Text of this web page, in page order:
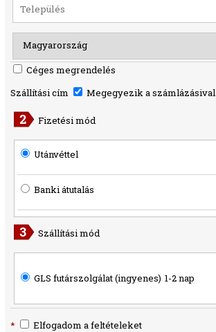
Céges megrendelés
Szállítási cím
Megegyezik a számlázásival
Fizetési mód
Utánvéttel
Banki átutalás
Szállítási mód
GLS futárszolgálat (ingyenes) 1-2 nap
* Elfogadom a feltételeket